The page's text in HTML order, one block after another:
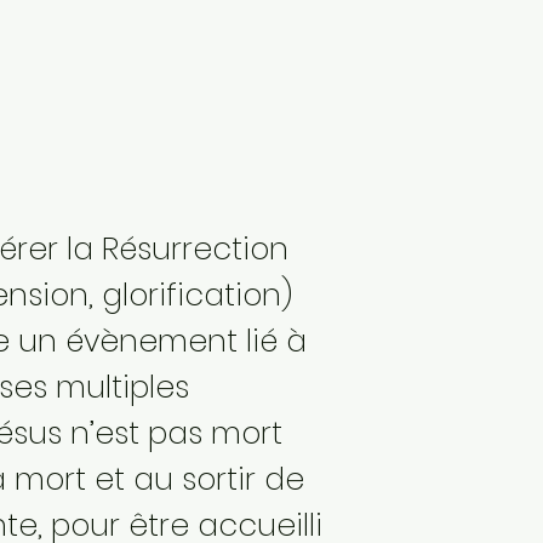
la Résurrection
glorification)
évènement lié à
multiples
n’est pas mort
mort et au sortir de
pour être accueilli